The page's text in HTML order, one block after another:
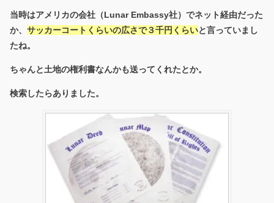
当時はアメリカの会社（Lunar Embassy社）でネット経由だった
か、 サッカーコートくらいの広さで３千円くらいと言っていまし
たね。
ちゃんと土地の権利書なんかも送ってくれたとか。
検索したらありました。